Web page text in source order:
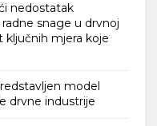
nedostatak
snage u drvnoj
ključnih mjera koje
model
drvne industrije